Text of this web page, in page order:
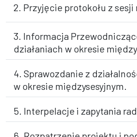
2. Przyjęcie protokołu z sesji
3. Informacja
działaniach w okresie
4. Sprawozdanie z
w okresie międzysesyjnym.
5. Interpelacje i zapytania